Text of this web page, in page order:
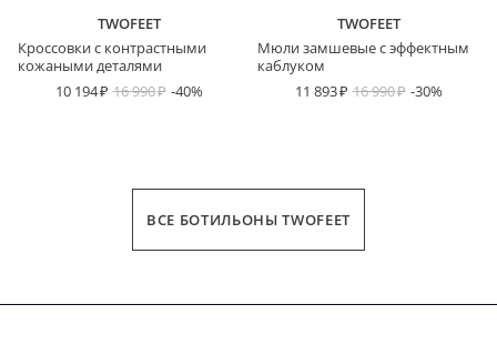
TWOFEET
Кроссовки с контрастными
кожаными деталями
10 194
16 990 -40%
TWOFEET
Мюли замшевые с эффектным
каблуком
11 893
16 990 -30%
ВСЕ БОТИЛЬОНЫ TWOFEET